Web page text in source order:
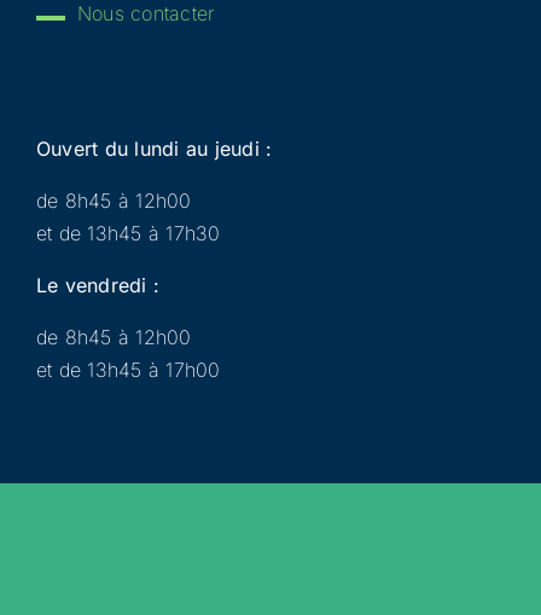
Nous contacter
Ouvert du lundi au jeudi :
de 8h45 à 12h00
et de 13h45 à 17h30
Le vendredi :
de 8h45 à 12h00
et de 13h45 à 17h00